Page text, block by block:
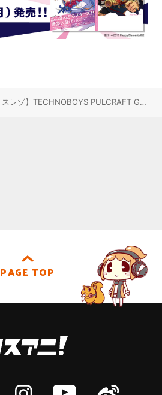
【リスレゾ】TECHNOBOYS PULCRAFT GREEN-FUNDの連載『TECHNOBOYS PULCRAFT GREEN-FUNDのPulse Craft Information』の第5回が公開！
PAGE TOP